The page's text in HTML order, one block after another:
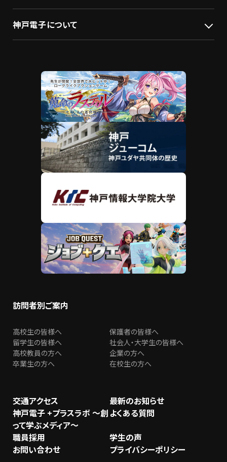
神戸電子について
訪問者別ご案内
高校生の皆様へ
保護者の皆様へ
留学生の皆様へ
社会人・大学生の皆様へ
高校教員の方へ
企業の方へ
卒業生の方へ
在校生の方へ
交通アクセス
最新のお知らせ
神戸電子 +プラスラボ ～創
って学ぶメディア～
よくある質問
職員採用
学生の声
お問い合わせ
プライバシーポリシー